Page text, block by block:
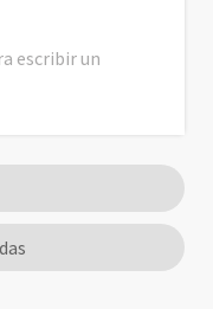
escribir un